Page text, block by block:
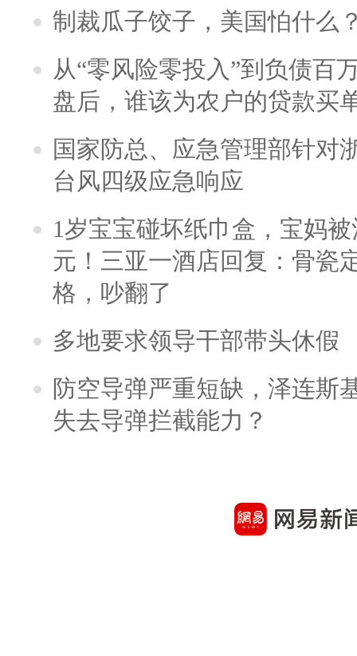
制裁瓜子饺子，美国怕什么
从“零风险零投入”到负债百
盘后，谁该为农户的贷款买
国家防总、应急管理部针对
台风四级应急响应
1岁宝宝碰坏纸巾盒，宝妈
元！三亚一酒店回复：骨瓷
格，吵翻了
多地要求领导干部带头休假
防空导弹严重短缺，泽连斯
失去导弹拦截能力？